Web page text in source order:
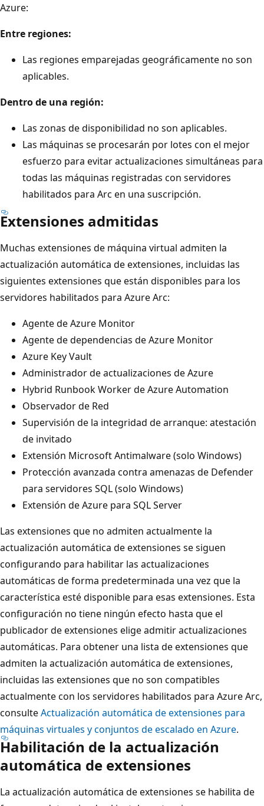
Azure:
Entre regiones:
Las regiones emparejadas geográficamente no son
aplicables.
Dentro de una región:
Las zonas de disponibilidad no son aplicables.
Las máquinas se procesarán por lotes con el mejor
esfuerzo para evitar actualizaciones simultáneas para
todas las máquinas registradas con servidores
habilitados para Arc en una suscripción.
Extensiones admitidas
Muchas extensiones de máquina virtual admiten la
actualización automática de extensiones, incluidas las
siguientes extensiones que están disponibles para los
servidores habilitados para Azure Arc:
Agente de Azure Monitor
Agente de dependencias de Azure Monitor
Azure Key Vault
Administrador de actualizaciones de Azure
Hybrid Runbook Worker de Azure Automation
Observador de Red
Supervisión de la integridad de arranque: atestación
de invitado
Extensión Microsoft Antimalware (solo Windows)
Protección avanzada contra amenazas de Defender
para servidores SQL (solo Windows)
Extensión de Azure para SQL Server
Las extensiones que no admiten actualmente la
actualización automática de extensiones se siguen
configurando para habilitar las actualizaciones
automáticas de forma predeterminada una vez que la
característica esté disponible para esas extensiones. Esta
configuración no tiene ningún efecto hasta que el
publicador de extensiones elige admitir actualizaciones
automáticas. Para obtener una lista de extensiones que
admiten la actualización automática de extensiones,
incluidas las extensiones que no son compatibles
actualmente con los servidores habilitados para Azure Arc,
consulteActualización automática de extensiones para
máquinas virtuales y conjuntos de escalado en Azure.
Habilitación de la actualización
automática de extensiones
La actualización automática de extensiones se habilita de